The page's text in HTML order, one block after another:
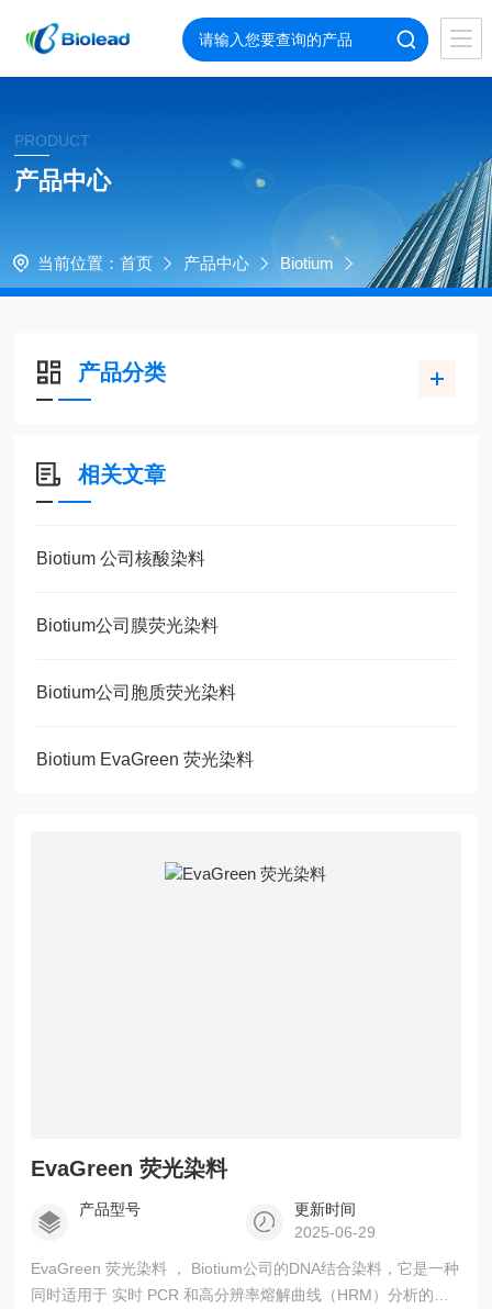
PRODUCT
产品中心
当前位置： 首页 产品中心 Biotium
产品分类
相关文章
Biotium 公司核酸染料
Biotium公司膜荧光染料
Biotium公司胞质荧光染料
Biotium EvaGreen 荧光染料
EvaGreen 荧光染料
产品型号
更新时间
2025-06-29
EvaGreen 荧光染料 ， Biotium公司的DNA结合染料，它是一种
同时适用于 实时 PCR 和高分辨率熔解曲线（HRM）分析的新